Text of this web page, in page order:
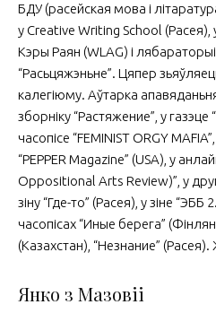
БДУ (расейская мова і
у Creative Writing School
Кэры Раян (WLAG) і
“Расьцяжэньне”. Цяпер
калегіюму. Аўтарка
зборніку “Растяжение”, у газэце
часопісе “FEMINIST ORGY
“PEPPER Magazine” (USA), у
Oppositional Arts Review)”, у
зіну “Где-то” (Расея), у зіне
часопісах “Иные берега”
(Казахстан), “Незнание”
Янко з Мазовіі